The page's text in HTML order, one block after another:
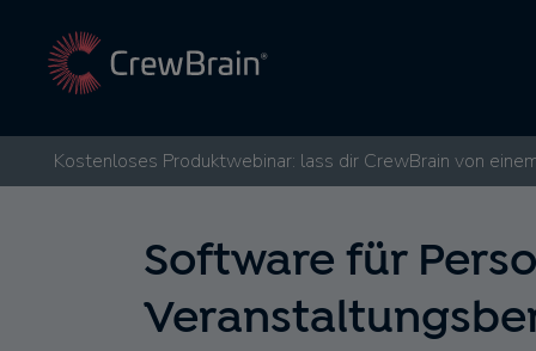
Kostenloses Produktwebinar: lass dir CrewBrain von
Software für